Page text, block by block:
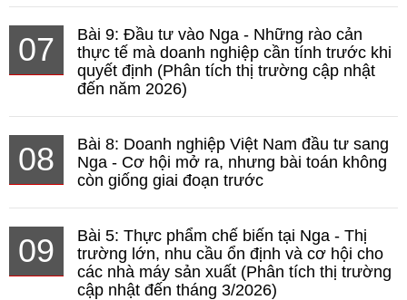
07
Bài 9: Đầu tư vào Nga - Những rào cản
thực tế mà doanh nghiệp cần tính trước khi
quyết định (Phân tích thị trường cập nhật
đến năm 2026)
08
Bài 8: Doanh nghiệp Việt Nam đầu tư sang
Nga - Cơ hội mở ra, nhưng bài toán không
còn giống giai đoạn trước
09
Bài 5: Thực phẩm chế biến tại Nga - Thị
trường lớn, nhu cầu ổn định và cơ hội cho
các nhà máy sản xuất (Phân tích thị trường
cập nhật đến tháng 3/2026)